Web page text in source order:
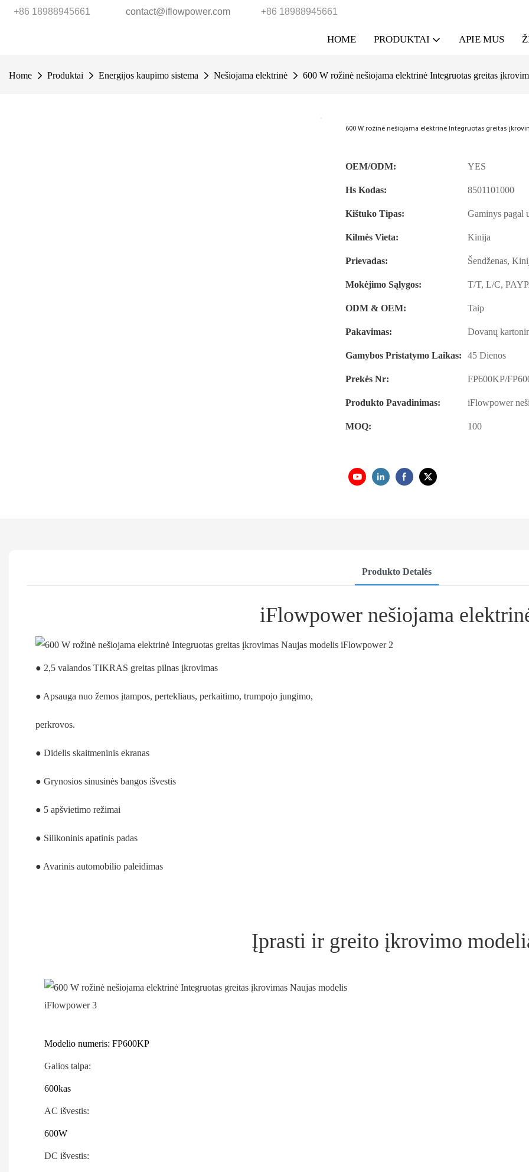
+86 18988945661 contact@iflowpower.com +86 18988945661
HOME PRODUKTAI APIE MUS
Home Produktai Energijos kaupimo sistema Nešiojama elektrinė 600 W rožinė nešiojama elektrinė Integruotas greitas
600 W rožinė nešiojama elektrinė Integruotas greitas
OEM/ODM: YES
Hs Kodas: 8501101000
Kištuko Tipas: Gaminys pagal
Kilmės Vieta: Kinija
Prievadas: Šendženas,
Mokėjimo Sąlygos: T/T, L/C,
ODM & OEM: Taip
Pakavimas: Dovanų
Gamybos Pristatymo Laikas: 45 Dienos
Prekės Nr: FP600KP/
Produkto Pavadinimas: iFlowpower
MOQ: 100
Produkto Detalės
iFlowpower nešiojama
● 2,5 valandos TIKRAS greitas pilnas įkrovimas
● Apsauga nuo žemos įtampos, pertekliaus, perkaitimo, trumpojo jungimo,
perkrovos.
● Didelis skaitmeninis ekranas
● Grynosios sinusinės bangos išvestis
● 5 apšvietimo režimai
● Silikoninis apatinis padas
● Avarinis automobilio paleidimas
Įprasti ir greito įkrovimo
Modelio numeris: FP600KP
Galios talpa:
600kas
AC išvestis:
600W
DC išvestis: